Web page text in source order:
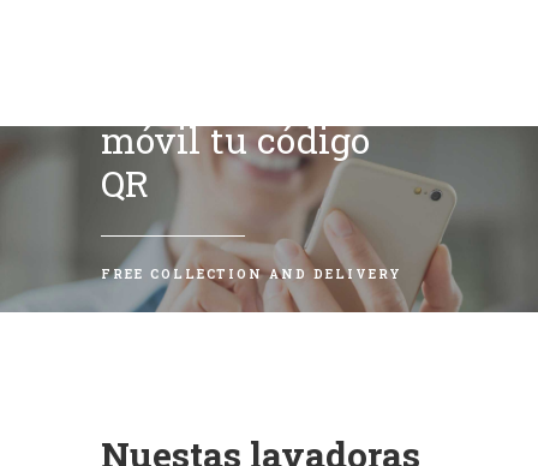
móvil tu código
QR
FREE COLLECTION AND DELIVERY
Nuestas lavadoras